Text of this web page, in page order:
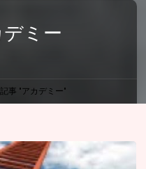
ミー
事 "アカデミー"